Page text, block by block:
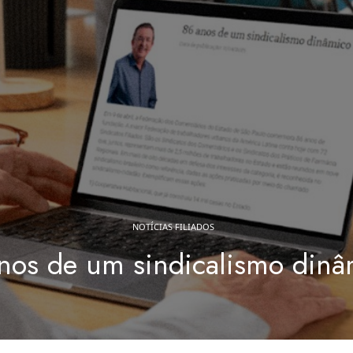
NOTÍCIAS FILIADOS
de um sindicalismo